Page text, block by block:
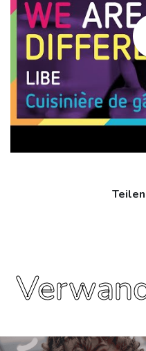
Teilen